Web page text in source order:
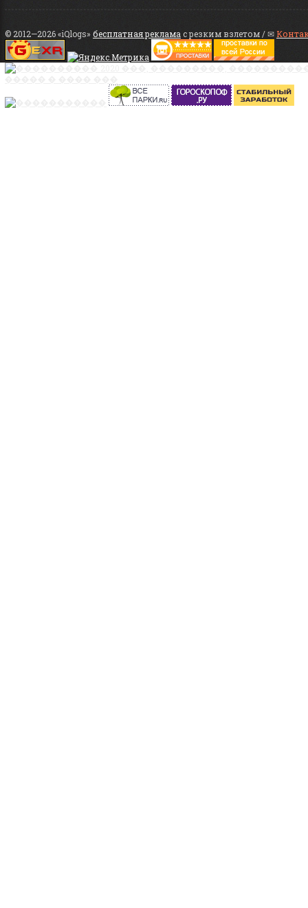
© 2012—2026 «iQlogs» бесплатная реклама с резким взлетом / ✉